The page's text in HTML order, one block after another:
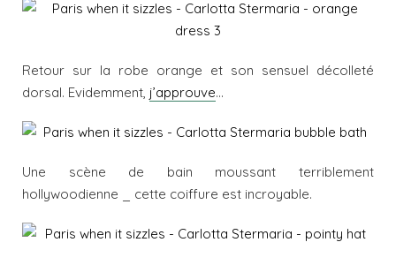
Retour sur la robe orange et son sensuel décolleté
dorsal. Evidemment, j’approuve…
Une scène de bain moussant terriblement
hollywoodienne _ cette coiffure est incroyable.